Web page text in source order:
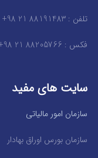
تلفن : 88191483 21 98+
فکس : 88205766 21 98+
سایت های مفید
سازمان امور مالیاتی
سازمان بورس اوراق بهادار